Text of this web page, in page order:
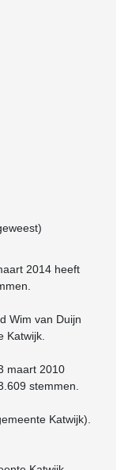
2014 heeft
Wim van Duijn
Katwijk.
maart 2010
stemmen.
Katwijk).